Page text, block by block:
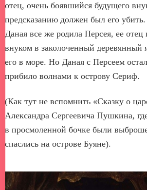
отец, очень боявшийся будущего
предсказанию должен был его
Даная все же родила Персея, ее отец
внуком в заколоченный
его в море. Но Даная с Персеем
прибило волнами к острову Сериф.
(Как тут не вспомнить «Сказку о
Александра Сергеевича Пушкина,
в просмоленной бочке были
спаслись на острове Буяне).